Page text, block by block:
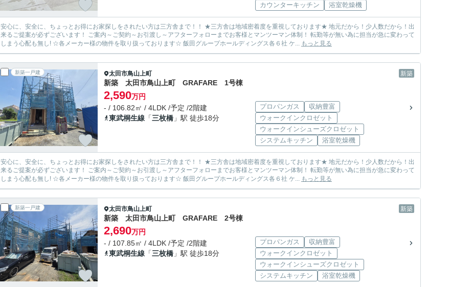
カウンターキッチン
浴室乾燥機
安心に、安全に、ちょっとお得にお家探しをされたい方は三方舎まで！！ ★三方舎は地域密着度を重視しております★ 地元だから！少人数だから！出
来るご提案が必ずございます！ ご案内～ご契約～お引渡し～アフターフォローまでお客様とマンツーマン体制！ 転勤等が無い為に担当が急に変わって
しまう心配も無し! ☆各メーカー様の物件を取り扱っております☆ 飯田グループホールディングス各６社 ケ... もっと見る
新築一戸建 新築
太田市鳥山上町
新築 太田市鳥山上町 GRAFARE 1号棟
2,590万円
- / 106.82㎡ / 4LDK /予定 /2階建
東武桐生線 「三枚橋 」駅 徒歩18分
プロパンガス
収納豊富
ウォークインクロゼット
ウォークインシューズクロゼット
システムキッチン
浴室乾燥機
安心に、安全に、ちょっとお得にお家探しをされたい方は三方舎まで！！ ★三方舎は地域密着度を重視しております★ 地元だから！少人数だから！出
来るご提案が必ずございます！ ご案内～ご契約～お引渡し～アフターフォローまでお客様とマンツーマン体制！ 転勤等が無い為に担当が急に変わって
しまう心配も無し! ☆各メーカー様の物件を取り扱っております☆ 飯田グループホールディングス各６社 ケ... もっと見る
新築一戸建 新築
太田市鳥山上町
新築 太田市鳥山上町 GRAFARE 2号棟
2,690万円
- / 107.85㎡ / 4LDK /予定 /2階建
東武桐生線 「三枚橋 」駅 徒歩18分
プロパンガス
収納豊富
ウォークインクロゼット
ウォークインシューズクロゼット
システムキッチン
浴室乾燥機